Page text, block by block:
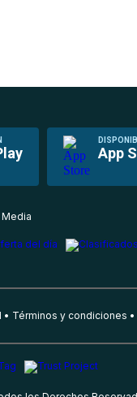
App
Media
Términos y condiciones